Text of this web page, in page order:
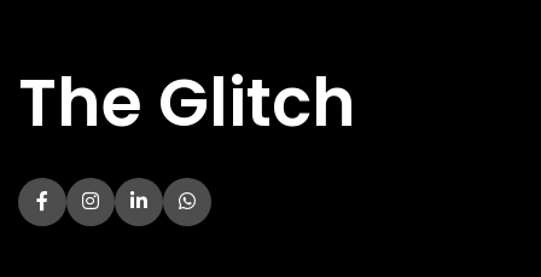
The Glitch